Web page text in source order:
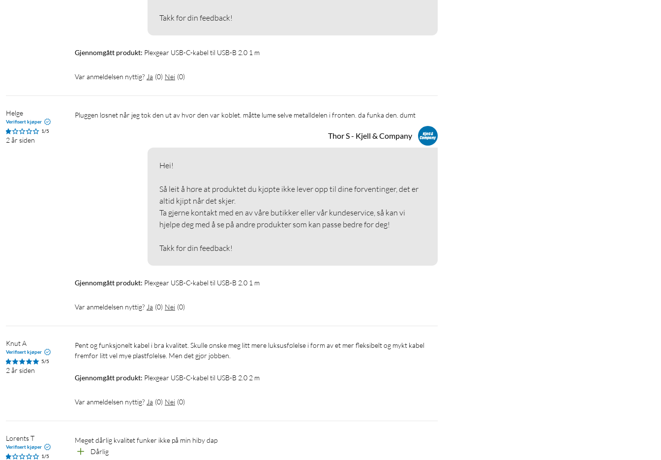
Takk for din feedback!
Gjennomgått produkt: Plexgear USB-C-kabel til USB-B 2.0 1 m
Var anmeldelsen nyttig? Ja (0) Nei (0)
Helge
Verifisert kjøper
1/5
2 år siden
pluggen løsnet når jeg tok den ut av hvor den var koblet. måtte lume selve metalldelen i fronten. da funka den. dumt
Thor S - Kjell & Company
Hei!
Så leit å høre at produktet du kjøpte ikke lever opp til dine forventinger, det er
altid kjipt når det skjer.
Ta gjerne kontakt med en av våre butikker eller vår kundeservice, så kan vi
hjelpe deg med å se på andre produkter som kan passe bedre for deg!
Takk for din feedback!
Gjennomgått produkt: Plexgear USB-C-kabel til USB-B 2.0 1 m
Var anmeldelsen nyttig? Ja (0) Nei (0)
Knut A
Verifisert kjøper
5/5
2 år siden
Pent og funksjonelt kabel i bra kvalitet. Skulle ønske meg litt mere luksusfølelse i form av et mer fleksibelt og mykt kabel
fremfor litt vel mye plastfølelse. Men det gjør jobben.
Gjennomgått produkt: Plexgear USB-C-kabel til USB-B 2.0 2 m
Var anmeldelsen nyttig? Ja (0) Nei (0)
Lorents T
Verifisert kjøper
1/5
Meget dårlig kvalitet funker ikke på min hiby dap
Dårlig